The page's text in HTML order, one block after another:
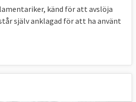
känd för att avslöja
själv anklagad för att ha använt